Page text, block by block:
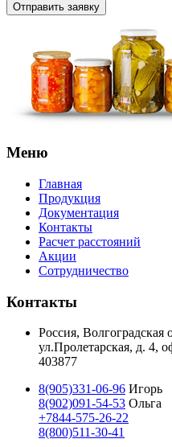
Отправить заявку
Меню
Главная
Продукция
Документация
Контакты
Расчет расстояний
Акции
Сотрудничество
Контакты
Россия,
ул.Пролетарская, д. 4,
403877
8(905)331-06-96 Игорь
8(902)091-54-53 Ольга
+7844-575-26-22
8(800)511-30-41